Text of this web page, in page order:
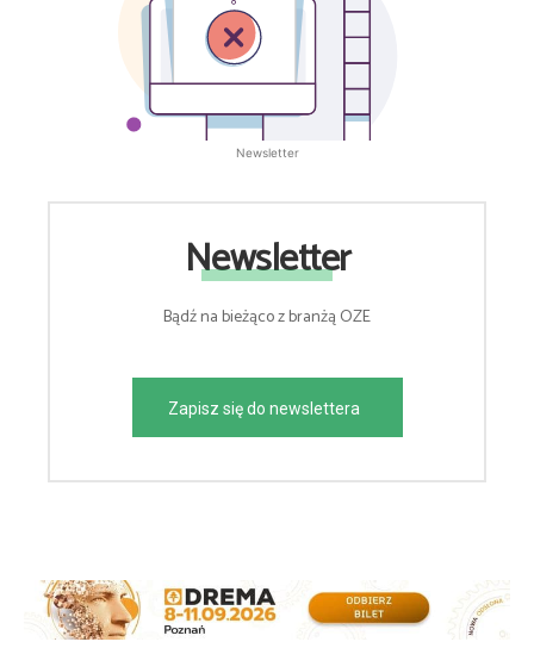
Newsletter
Newsletter
Bądź na bieżąco z branżą OZE
Zapisz się do newslettera